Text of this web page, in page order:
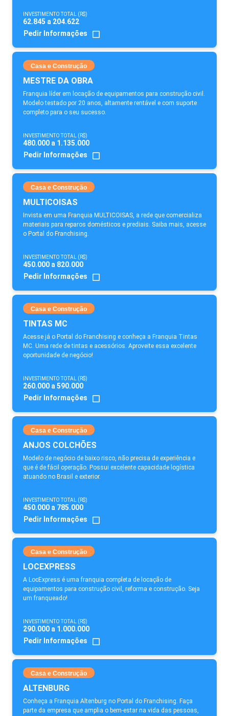
INVESTIMENTO TOTAL (R$)
62.845 a 204.622
Pedir Informações
Casa e Construção
MESTRE DA OBRA
Franquia líder em locação de equipamentos para construção civil.
Modelo testado por 20 anos, altamente rentável e com suporte
completo para o seu sucesso.
INVESTIMENTO TOTAL (R$)
480.000 a 1.135.000
Pedir Informações
Casa e Construção
MULTICOISAS
Invista em uma Franquia MULTICOISAS, a rede que comercializa
materiais para reparos domésticos e prediais. Saiba mais, acesse
o Portal do Franchising.
INVESTIMENTO TOTAL (R$)
450.000 a 820.000
Pedir Informações
Casa e Construção
TINTAS MC
Acesse já o Portal do Franchising e conheça a Franquia Tintas
MC. Uma rede de tintas e acessórios. Aproveite essa excelente
oportunidade de negócio!
INVESTIMENTO TOTAL (R$)
260.000 a 590.000
Pedir Informações
Casa e Construção
ANJOS COLCHÕES
Modelo de negócio de baixo risco, não precisa de experiência e
que é de fácil operação. Possui excelente capacidade logística
atuando no Brasil e exterior.
INVESTIMENTO TOTAL (R$)
450.000 a 785.000
Pedir Informações
Casa e Construção
LOCEXPRESS
A LocExpress é uma franquia completa de locação de
equipamentos para construção civil, reforma e construção. Seja
um franqueado!
INVESTIMENTO TOTAL (R$)
290.000 a 1.000.000
Pedir Informações
Casa e Construção
ALTENBURG
Conheça a Franquia Altenburg no Portal do Franchising. Faça
parte da empresa que amplia o bem-estar na vida das pessoas,